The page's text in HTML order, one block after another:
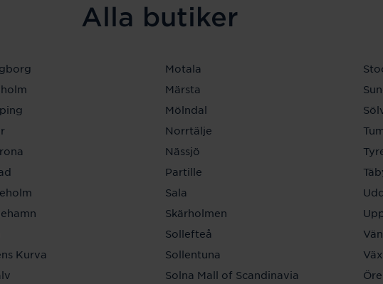
Alla butiker
Kurva
Motala
Märsta
Mölndal
Norrtälje
Nässjö
Partille
Sala
Skärholmen
Sollefteå
Sollentuna
Solna Mall of Scandinavia